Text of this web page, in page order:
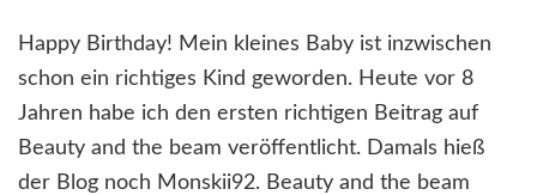
Happy Birthday! Mein kleines Baby ist inzwischen
schon ein richtiges Kind geworden. Heute vor 8
Jahren habe ich den ersten richtigen Beitrag auf
Beauty and the beam veröffentlicht. Damals hieß
der Blog noch Monskii92. Beauty and the beam